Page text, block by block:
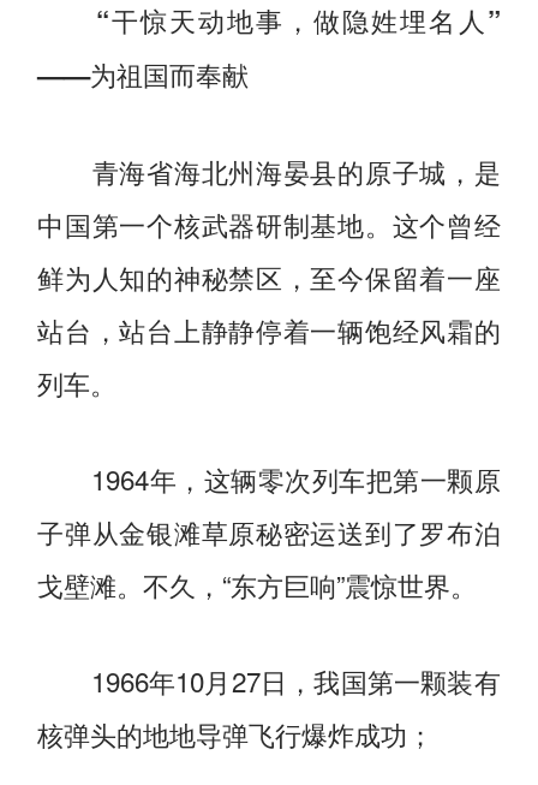
“干惊天动地事，做隐姓埋名人”
——为祖国而奉献
青海省海北州海晏县的原子城，是
中国第一个核武器研制基地。这个曾经
鲜为人知的神秘禁区，至今保留着一座
站台，站台上静静停着一辆饱经风霜的
列车。
1964年，这辆零次列车把第一颗原
子弹从金银滩草原秘密运送到了罗布泊
戈壁滩。不久，“东方巨响”震惊世界。
1966年10月27日，我国第一颗装有
核弹头的地地导弹飞行爆炸成功；